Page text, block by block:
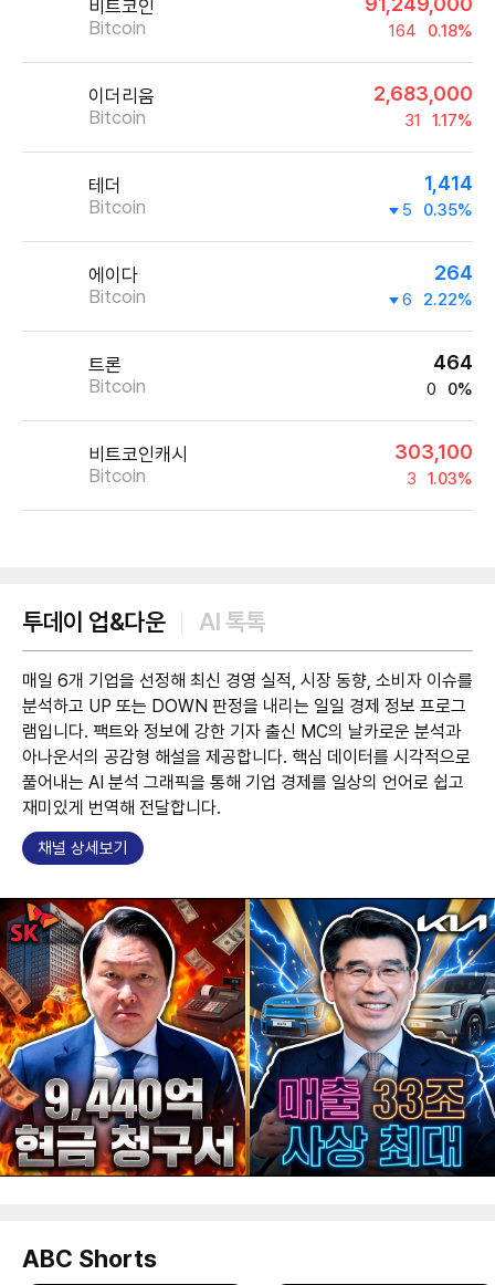
비트코인
Bitcoin
164 0.18%
이더리움
Bitcoin
2,683,000
31 1.17%
테더
Bitcoin
1,414
5 0.35%
에이다
Bitcoin
264
6 2.22%
트론
Bitcoin
464
0 0%
비트코인캐시
Bitcoin
303,100
3 1.03%
투데이 업&다운 AI 톡톡
매일 6개 기업을 선정해 최신 경영 실적, 시장 동향, 소비자 이슈를
분석하고 UP 또는 DOWN 판정을 내리는 일일 경제 정보 프로그
램입니다. 팩트와 정보에 강한 기자 출신 MC의 날카로운 분석과
아나운서의 공감형 해설을 제공합니다. 핵심 데이터를 시각적으로
풀어내는 AI 분석 그래픽을 통해 기업 경제를 일상의 언어로 쉽고
재미있게 번역해 전달합니다.
채널 상세보기
ABC Shorts